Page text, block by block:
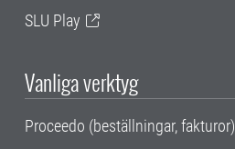
SLU Play
Vanliga verktyg
Proceedo (beställningar, fakturor)